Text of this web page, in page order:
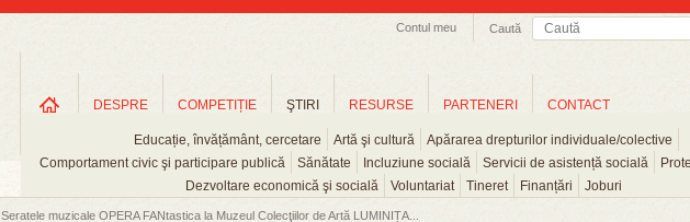
Caută
Contul meu
DESPRE COMPETIȚIE ŞTIRI
Educație, învățământ, cercetare Artă şi cultură
Apărarea drepturilor individuale/colective
Comportament civic şi participare publică
Sănătate Incluziune socială Servicii de asistență socială
Dezvoltare economică şi socială
Voluntariat Tineret Finanțări Joburi
RESURSE PARTENERI CONTACT
Seratele muzicale OPERA FANtastica la Muzeul Colecţiilor de Artă LUMINIȚA...